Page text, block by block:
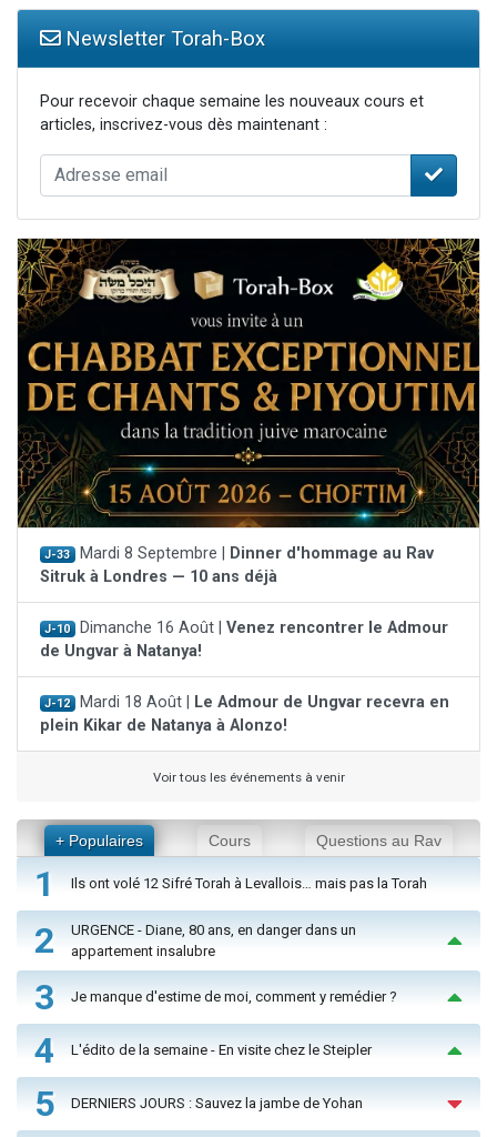
Newsletter Torah-Box
Pour recevoir chaque semaine les nouveaux cours et
articles, inscrivez-vous dès maintenant :
J-33 Mardi 8 Septembre |
Dinner d'hommage au Rav
Sitruk à Londres — 10 ans déjà
J-10 Dimanche 16 Août | Venez rencontrer le Admour
de Ungvar à Natanya!
J-12 Mardi 18 Août |
Le Admour de Ungvar recevra en
plein Kikar de Natanya à Alonzo!
Voir tous les événements à venir
+ Populaires Cours Questions au Rav
1 Ils ont volé 12 Sifré Torah à Levallois… mais pas la Torah
2
URGENCE - Diane, 80 ans, en danger dans un
appartement insalubre
3 Je manque d'estime de moi, comment y remédier ?
4 L'édito de la semaine - En visite chez le Steipler
5 DERNIERS JOURS : Sauvez la jambe de Yohan